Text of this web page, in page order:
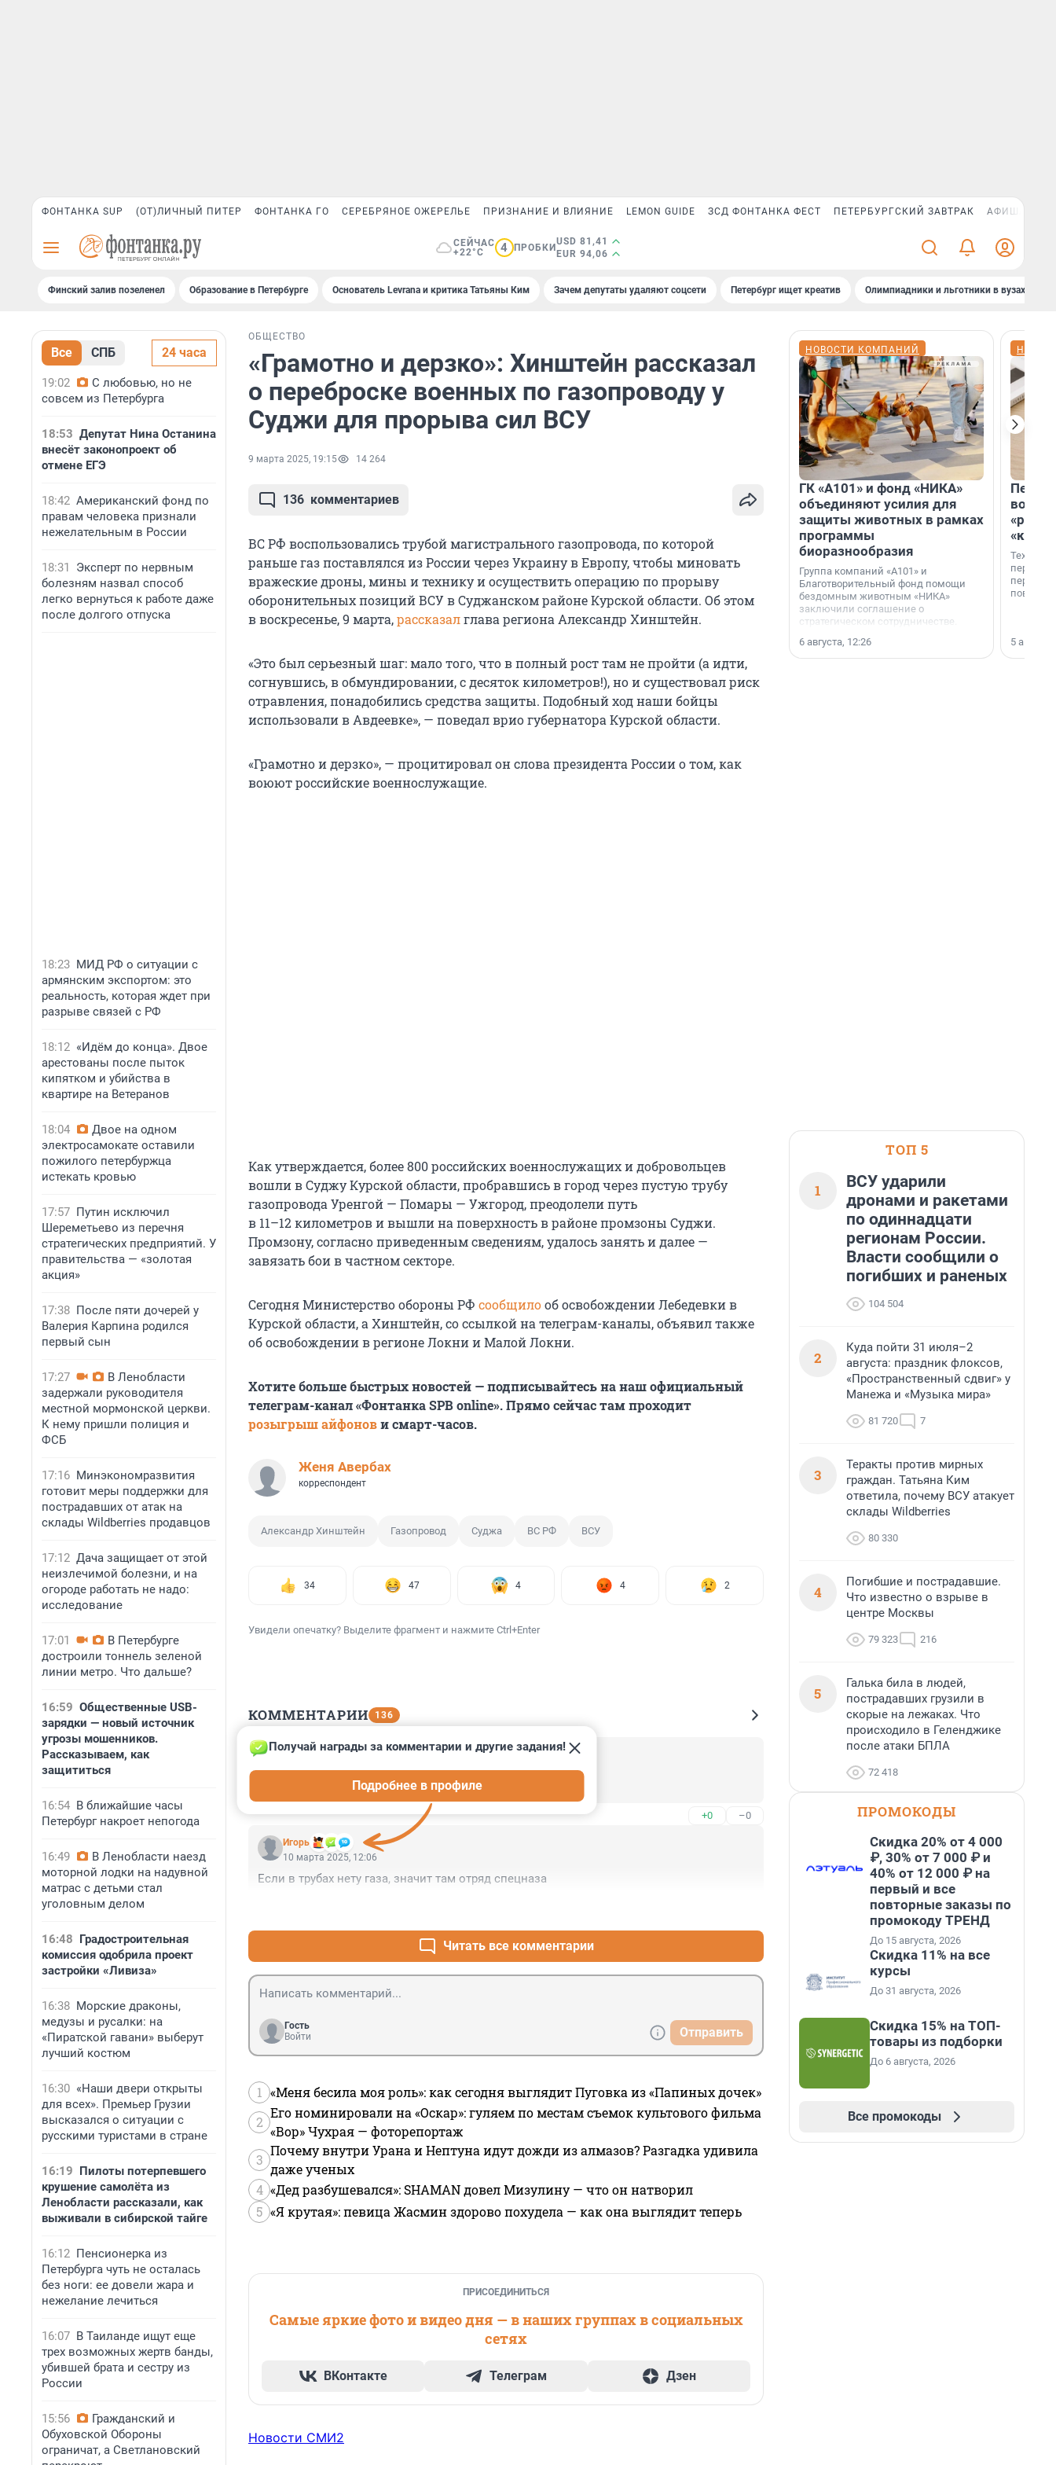
ФОНТАНКА SUP (ОТ)ЛИЧНЫЙ ПИТЕР ФОНТАНКА ГО СЕРЕБРЯНОЕ ОЖЕРЕЛЬЕ ПРИЗНАНИЕ И ВЛИЯНИЕ LEMON GUIDE ЗСД ФОНТАНКА ФЕСТ ПЕТЕРБУРГСКИЙ ЗАВТРАК АФИША PLUS
СЕЙЧАС
+22°C
4 ПРОБКИ
USD 81,41
EUR 94,06
Финский залив позеленел Образование в Петербурге Основатель Levrana и критика Татьяны Ким Зачем депутаты удаляют соцсети Петербург ищет креатив Олимпиадники и льготники в вузах СПб
Все СПБ 24 часа
19:02
С любовью, но не
совсем из Петербурга
18:53 Депутат Нина Останина
внесёт законопроект об
отмене ЕГЭ
18:42 Американский фонд по
правам человека признали
нежелательным в России
18:31
Эксперт по нервным
болезням назвал способ
легко вернуться к работе даже
после долгого отпуска
18:23 МИД РФ о ситуации с
армянским экспортом: это
реальность, которая ждет при
разрыве связей с РФ
18:12 «Идём до конца». Двое
арестованы после пыток
кипятком и убийства в
квартире на Ветеранов
18:04
Двое на одном
электросамокате оставили
пожилого петербуржца
истекать кровью
17:57 Путин исключил
Шереметьево из перечня
стратегических предприятий. У
правительства — «золотая
акция»
17:38 После пяти дочерей у
Валерия Карпина родился
первый сын
17:27
В Ленобласти
задержали руководителя
местной мормонской церкви.
К нему пришли полиция и
ФСБ
17:16 Минэкономразвития
готовит меры поддержки для
пострадавших от атак на
склады Wildberries продавцов
17:12 Дача защищает от этой
неизлечимой болезни, и на
огороде работать не надо:
исследование
17:01
В Петербурге
достроили тоннель зеленой
линии метро. Что дальше?
16:59 Общественные USB-
зарядки — новый источник
угрозы мошенников.
Рассказываем, как
защититься
16:54 В ближайшие часы
Петербург накроет непогода
16:49
В Ленобласти наезд
моторной лодки на надувной
матрас с детьми стал
уголовным делом
16:48 Градостроительная
комиссия одобрила проект
застройки «Ливиза»
16:38 Морские драконы,
медузы и русалки: на
«Пиратской гавани» выберут
лучший костюм
16:30 «Наши двери открыты
для всех». Премьер Грузии
высказался о ситуации с
русскими туристами в стране
16:19 Пилоты потерпевшего
крушение самолёта из
Ленобласти рассказали, как
выживали в сибирской тайге
16:12 Пенсионерка из
Петербурга чуть не осталась
без ноги: ее довели жара и
нежелание лечиться
16:07 В Таиланде ищут еще
трех возможных жертв банды,
убившей брата и сестру из
России
15:56
Гражданский и
Обуховской Обороны
ограничат, а Светлановский
ОБЩЕСТВО
«Грамотно и дерзко»: Хинштейн рассказал
о переброске военных по газопроводу у
Суджи для прорыва сил ВСУ
9 марта 2025, 19:15 14 264
136 комментариев
ВС РФ воспользовались трубой магистрального газопровода, по которой
раньше газ поставлялся из России через Украину в Европу, чтобы миновать
вражеские дроны, мины и технику и осуществить операцию по прорыву
оборонительных позиций ВСУ в Суджанском районе Курской области. Об этом
в воскресенье,9 марта,рассказалглава региона Александр Хинштейн.
«Это был серьезный шаг: мало того, что в полный рост там не пройти (а идти,
согнувшись, в обмундировании, с десяток километров!), но и существовал риск
отравления, понадобились средства защиты. Подобный ход наши бойцы
использовали в Авдеевке», — поведал врио губернатора Курской области.
«Грамотно и дерзко», — процитировал он слова президента России о том, как
воюют российские военнослужащие.
Как утверждается, более 800 российских военнослужащих и добровольцев
вошли в Суджу Курской области, пробравшись в город через пустую трубу
газопровода Уренгой — Помары — Ужгород, преодолели путь
в 11–12 километрови вышли на поверхность в районе промзоны Суджи.
Промзону, согласно приведенным сведениям, удалось занять и далее —
завязать бои в частном секторе.
Сегодня Министерство обороны РФ сообщилооб освобождении Лебедевки в
Курской области, а Хинштейн, со ссылкой на телеграм-каналы, объявил также
об освобождении в регионе Локни и Малой Локни.
Хотите больше быстрых новостей — подписывайтесь на наш официальный
телеграм-канал «Фонтанка SPB online». Прямо сейчас там проходит
розыгрыш айфонови смарт-часов.
Женя Авербах
корреспондент
Александр Хинштейн Газопровод Суджа ВС РФ ВСУ
34 47 4 4 2
Увидели опечатку? Выделите фрагмент и нажмите Ctrl+Enter
КОММЕНТАРИИ 136
Гость
Газмен круче чем Супермен!
+0 –0
Игoрь
Получай награды за комментарии и другие задания!
Подробнее в профиле
10 марта 2025, 12:06
Если в трубах нету газа, значит там отряд спецназа
Читать все комментарии
Гость
Войти
Отправить
1 «Меня бесила моя роль»: как сегодня выглядит Пуговка из «Папиных дочек»
2
Его номинировали на «Оскар»: гуляем по местам съемок культового фильма
«Вор» Чухрая — фоторепортаж
3
Почему внутри Урана и Нептуна идут дожди из алмазов? Разгадка удивила
даже ученых
4 «Дед разбушевался»: SHAMAN довел Мизулину — что он натворил
5 «Я крутая»: певица Жасмин здорово похудела — как она выглядит теперь
ПРИСОЕДИНИТЬСЯ
Самые яркие фото и видео дня — в наших группах в социальных
сетях
ВКонтакте Телеграм Дзен
Новости СМИ2
НОВОСТИ КОМПАНИЙ
ГК «А101» и фонд «НИКА»
объединяют усилия для
защиты животных в рамках
программы
биоразнообразия
Группа компаний «А101» и
Благотворительный фонд помощи
бездомным животным «НИКА»
заключили соглашение о
стратегическом сотрудничестве.
6 августа, 12:26
5
ТОП 5
1
ВСУ ударили
дронами и ракетами
по одиннадцати
регионам России.
Власти сообщили о
погибших и раненых
104 504
2
Куда пойти 31 июля–2
августа: праздник флоксов,
«Пространственный сдвиг» у
Манежа и «Музыка мира»
81 720 7
3
Теракты против мирных
граждан. Татьяна Ким
ответила, почему ВСУ атакует
склады Wildberries
80 330
4
Погибшие и пострадавшие.
Что известно о взрыве в
центре Москвы
79 323 216
5
Галька била в людей,
пострадавших грузили в
скорые на лежаках. Что
происходило в Геленджике
после атаки БПЛА
72 418
ПРОМОКОДЫ
Скидка 20% от 4 000
₽, 30% от 7 000 ₽ и
40% от 12 000 ₽ на
первый и все
повторные заказы по
промокоду ТРЕНД
До 15 августа, 2026
Скидка 11% на все
курсы
До 31 августа, 2026
Скидка 15% на ТОП-
товары из подборки
До 6 августа, 2026
Все промокоды